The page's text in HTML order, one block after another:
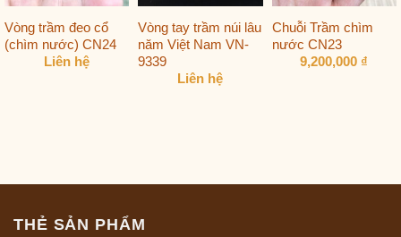
Vòng trầm đeo cổ
(chìm nước) CN24
Liên hệ
Vòng tay trầm núi lâu
năm Việt Nam VN-
9339
Liên hệ
Chuỗi Trầm chìm
nước CN23
9,200,000 ₫
THẺ SẢN PHẨM